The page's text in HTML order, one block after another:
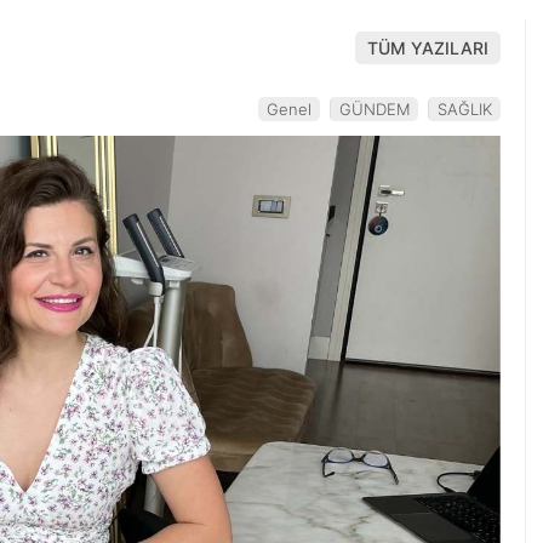
TÜM YAZILARI
Genel GÜNDEM SAĞLIK